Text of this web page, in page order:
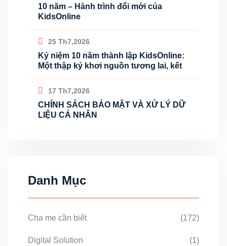
10 năm – Hành trình đổi mới của
KidsOnline
25 Th7,2026
Kỷ niệm 10 năm thành lập KidsOnline:
Một thập kỷ khơi nguồn tương lai, kết
17 Th7,2026
CHÍNH SÁCH BẢO MẬT VÀ XỬ LÝ DỮ
LIỆU CÁ NHÂN
Danh Mục
Cha mẹ cần biết (172)
Digital Solution (1)